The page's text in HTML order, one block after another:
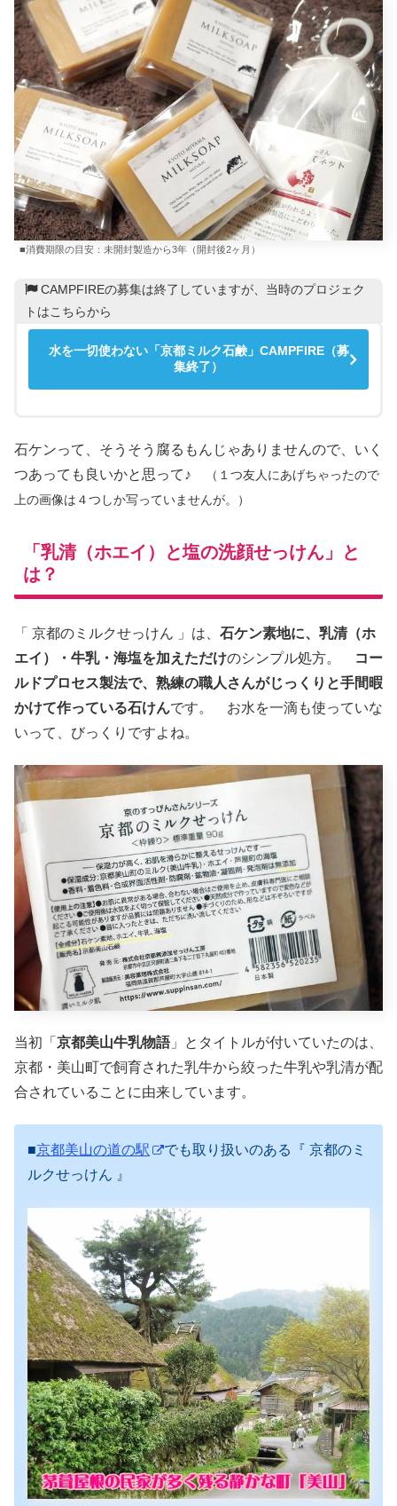
■消費期限の目安：未開封製造から3年（開封後2ヶ月）
CAMPFIREの募集は終了していますが、当時のプロジェク
トはこちらから
水を一切使わない「京都ミルク石鹸」CAMPFIRE（募
集終了）
石ケンって、そうそう腐るもんじゃありませんので、いく
つあっても良いかと思って♪
（１つ友人にあげちゃったので
上の画像は４つしか写っていませんが。）
「乳清（ホエイ）と塩の洗顔せっけん」と
は？
「 京都のミルクせっけん 」は、 石ケン素地に、乳清（ホ
エイ）・牛乳・海塩を加えただけのシンプル処方。
コー
ルドプロセス製法で、熟練の職人さんがじっくりと手間暇
かけて作っている石けんです。 お水を一滴も使っていな
いって、びっくりですよね。
当初「 京都美山牛乳物語」とタイトルが付いていたのは、
京都・美山町で飼育された乳牛から絞った牛乳や乳清が配
合されていることに由来しています。
■京都美山の道の駅
でも取り扱いのある『 京都のミ
ルクせっけん 』